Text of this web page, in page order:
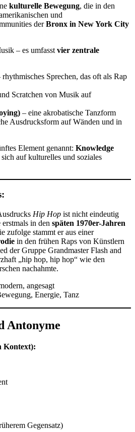
kulturelle Bewegung, die in den
und
derBronx in New York City
– es umfasst vier zentrale
rhythmisches Sprechen, das oft als Rap
Scratchen von Musik auf
– eine akrobatische Tanzform
Ausdrucksform auf Wänden und in
Element genannt: Knowledge
auf kulturelles und soziales
Hip Hop ist nicht eindeutig
in den späten 1970er-Jahren
zufolge stammt er aus einer
in den frühen Raps von Künstlern
der Gruppe Grandmaster Flash and
„hip hop, hip hop“ wie den
nachahmte.
angesagt
Energie, Tanz
Antonyme
Kontext):
Gegensatz)